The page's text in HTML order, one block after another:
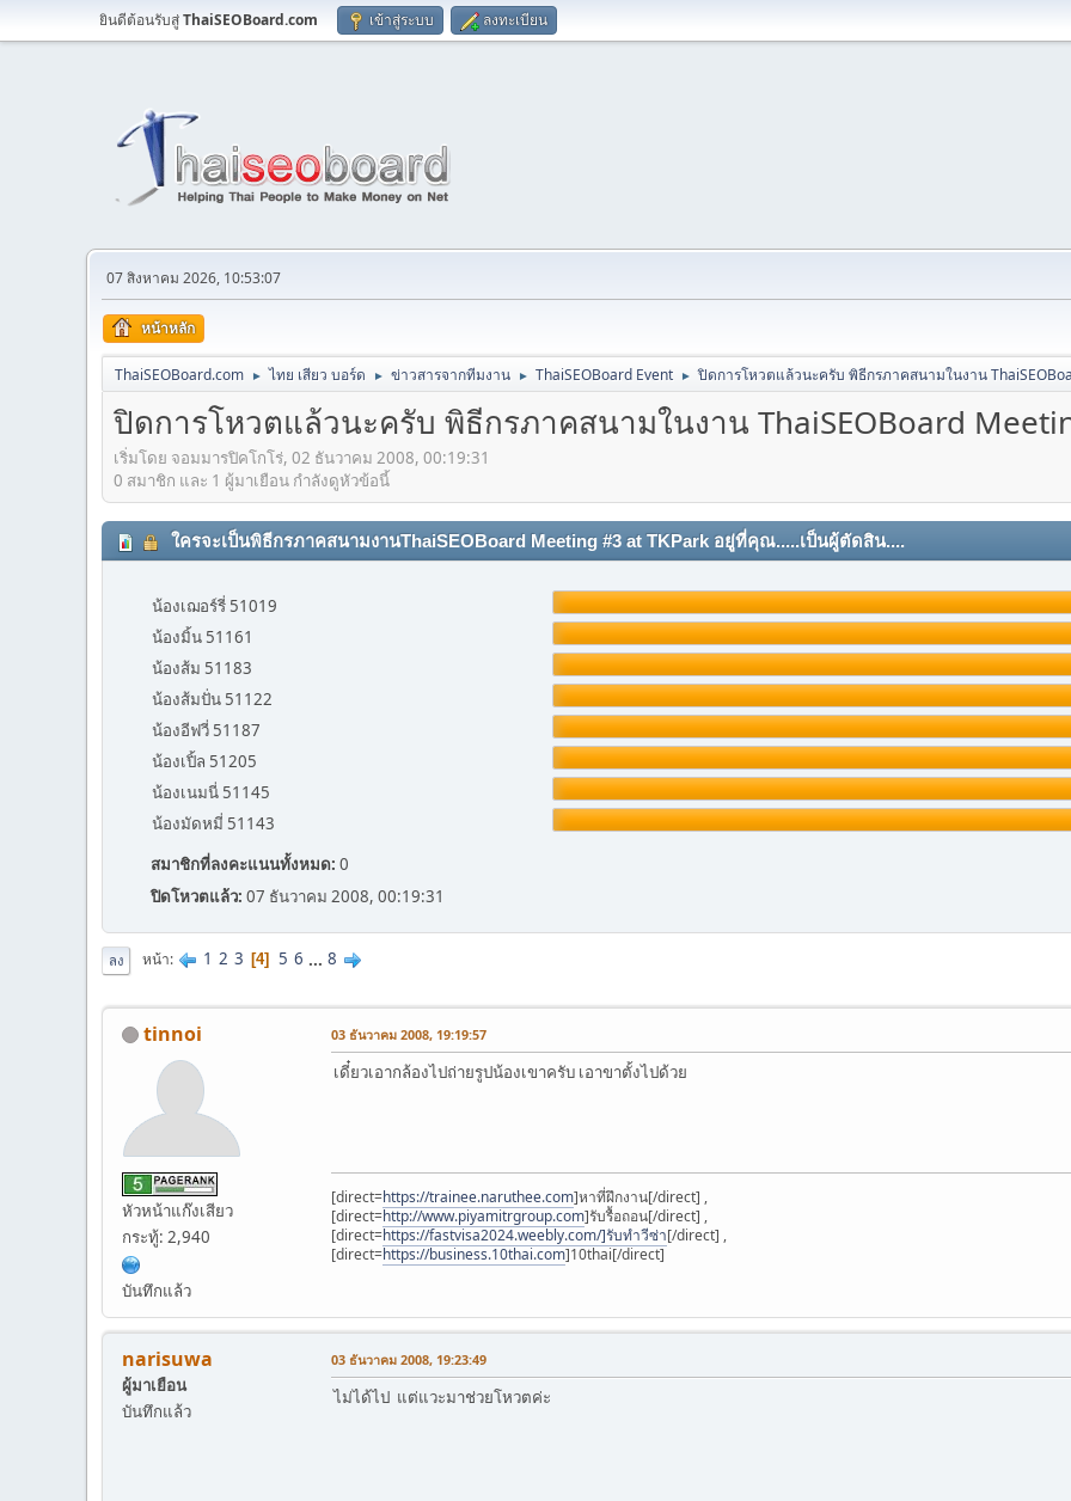
ยินดีต้อนรับสู่ThaiSEOBoard.com เข้าสู่ระบบ ลงทะเบียน
07 สิงหาคม 2026, 10:53:07
หน้าหลัก
ThaiSEOBoard.com ► ไทย เสียว บอร์ด ► ข่าวสารจากทีมงาน ► ThaiSEOBoard Event ► ปิดการโหวตแล้วนะครับ พิธีกรภาคสนามในงาน
ปิดการโหวตแล้วนะครับ พิธีกรภาคสนามในงาน ThaiSEOBoard
เริ่มโดย จอมมารปิคโกโร่, 02 ธันวาคม 2008, 00:19:31
0 สมาชิก และ 1 ผู้มาเยือน กำลังดูหัวข้อนี้
ใครจะเป็นพิธีกรภาคสนามงานThaiSEOBoard Meeting #3 at TKPark อยู่ที่คุณ.....เป็นผู้ตัดสิน....
น้องเฌอร์รี่ 51019
น้องมิ้น 51161
น้องส้ม 51183
น้องส้มปั่น 51122
น้องอีฟวี่ 51187
น้องเปิ้ล 51205
น้องเนมนี่ 51145
น้องมัดหมี่ 51143
สมาชิกที่ลงคะแนนทั้งหมด: 0
ปิดโหวตแล้ว: 07 ธันวาคม 2008, 00:19:31
ลง หน้า 1 2 3 4 5 6 ... 8
tinnoi
หัวหน้าแก๊งเสียว
กระทู้: 2,940
บันทึกแล้ว
03 ธันวาคม 2008, 19:19:57
เดี๋ยวเอากล้องไปถ่ายรูปน้องเขาครับ เอาขาตั้งไปด้วย
[direct=https://trainee.naruthee.com]หาที่ฝึกงาน[/direct] ,
[direct=http://www.piyamitrgroup.com]รับรื้อถอน[/direct] ,
[direct=https://fastvisa2024.weebly.com/]รับทำวีซ่า[/direct] ,
[direct=https://business.10thai.com]10thai[/direct]
narisuwa
ผู้มาเยือน
บันทึกแล้ว
03 ธันวาคม 2008, 19:23:49
ไม่ได้ไป แต่แวะมาช่วยโหวตค่ะ